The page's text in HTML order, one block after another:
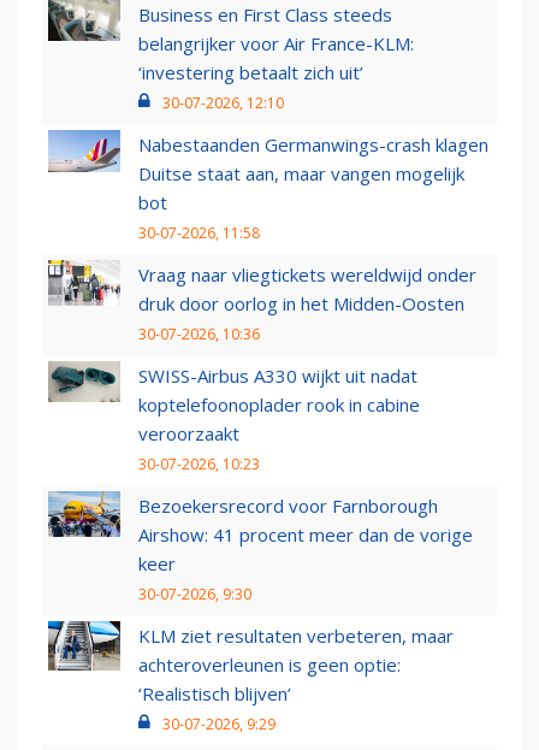
Business en First Class steeds
belangrijker voor Air France-KLM:
‘investering betaalt zich uit’
30-07-2026, 12:10
Nabestaanden Germanwings-crash klagen
Duitse staat aan, maar vangen mogelijk
bot
30-07-2026, 11:58
Vraag naar vliegtickets wereldwijd onder
druk door oorlog in het Midden-Oosten
30-07-2026, 10:36
SWISS-Airbus A330 wijkt uit nadat
koptelefoonoplader rook in cabine
veroorzaakt
30-07-2026, 10:23
Bezoekersrecord voor Farnborough
Airshow: 41 procent meer dan de vorige
keer
30-07-2026, 9:30
KLM ziet resultaten verbeteren, maar
achteroverleunen is geen optie:
‘Realistisch blijven’
30-07-2026, 9:29